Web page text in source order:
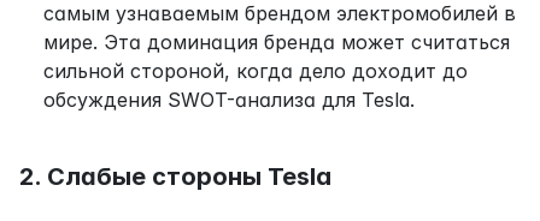
самым узнаваемым брендом электромобилей в
мире. Эта доминация бренда может считаться
сильной стороной, когда дело доходит до
обсуждения SWOT-анализа для Tesla.
2. Слабые стороны Tesla